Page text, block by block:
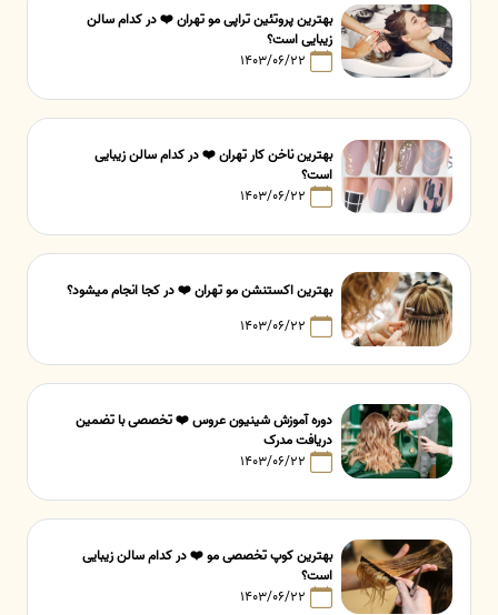
بهترین پروتئین تراپی مو تهران ❤️ در کدام سالن
زیبایی است؟
۱۴۰۳/۰۶/۲۲
بهترین ناخن کار تهران ❤️ در کدام سالن زیبایی
است؟
۱۴۰۳/۰۶/۲۲
بهترین اکستنشن مو تهران ❤️ در کجا انجام میشود؟
۱۴۰۳/۰۶/۲۲
دوره آموزش شینیون عروس ❤️ تخصصی با تضمین
دریافت مدرک
۱۴۰۳/۰۶/۲۲
بهترین کوپ تخصصی مو ❤️ در کدام سالن زیبایی
است؟
۱۴۰۳/۰۶/۲۲